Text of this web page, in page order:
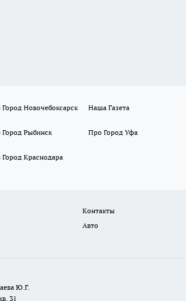
Новочебоксарск Наша Газета
Рыбинск Про Город Уфа
Краснодара
Контакты
Авто
Ю.Г.
31